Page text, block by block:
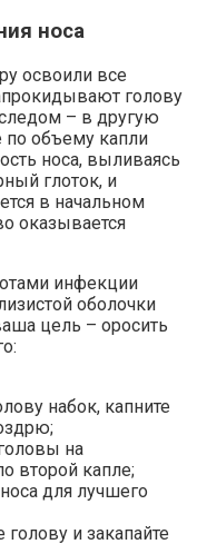
носа
освоили все
голову
– в другую
по объему капли
носа, выливаясь
глоток, и
в начальном
оказывается
инфекции
оболочки
цель – оросить
набок, капните
на
второй капле;
для лучшего
голову и закапайте